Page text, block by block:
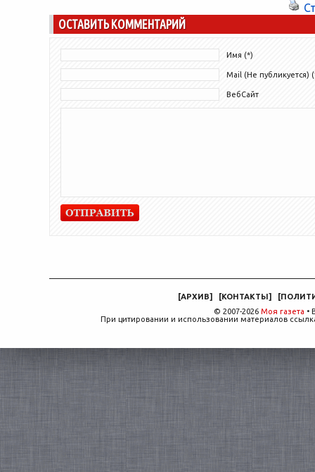
ОСТАВИТЬ КОММЕНТАРИЙ
Имя (*)
Mail (Не публикуется)
ВебСайт
[АРХИВ] [КОНТАКТЫ] [
© 2007-2026 Моя газета •
При цитировании и использовании материалов